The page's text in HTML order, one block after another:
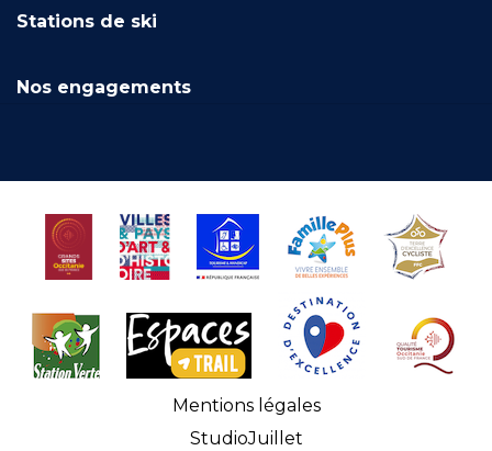
Stations de ski
Nos engagements
Mentions légales
StudioJuillet